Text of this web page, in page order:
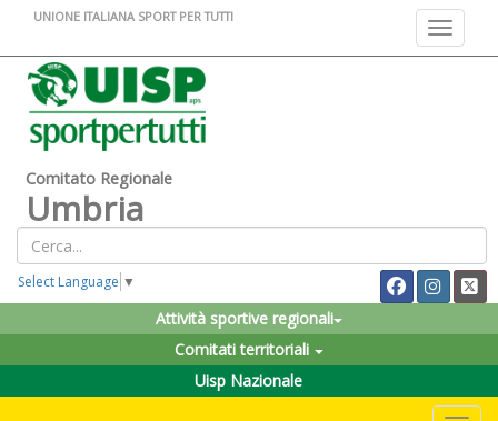
Toggle
UNIONE ITALIANA SPORT PER TUTTI
Comitato Regionale
Umbria
Select Language ▼
Attività sportive regionali
Comitati territoriali
Uisp Nazionale